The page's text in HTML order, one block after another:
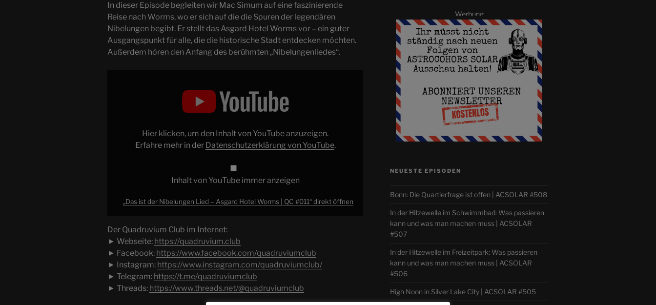
In dieser Episode begleiten wir Mac Simum auf eine faszinierende
Reise nach Worms, wo er sich auf die die Spuren der legendären
Nibelungen begibt. Er stellt das Asgard Hotel Worms vor – ein guter
Ausgangspunkt für alle, die die historische Stadt entdecken möchten.
Außerdem hören den Anfang des berühmten „Nibelungenliedes“.
#011“
YouTube
anzeigen
Hier klicken, um den Inhalt von YouTube anzuzeigen.
Erfahre mehr in der Datenschutzerklärung von YouTube.
Inhalt von YouTube immer anzeigen
„Das ist der Nibelungen Lied – Asgard Hotel Worms | QC #011“ direkt öffnen
Der Quadruvium Club im Internet:
► Webseite: https://quadruvium.club
► Facebook: https://www.facebook.com/quadruviumclub
► Instagram: https://www.instagram.com/quadruviumclub/
► Telegram: https://t.me/quadruviumclub
► Threads: https://www.threads.net/@quadruviumclub
Werbung
NEUESTE EPISODEN
Bonn: Die Quartierfrage ist offen | ACSOLAR #508
In der Hitzewelle im Schwimmbad: Was passieren
kann und was man machen muss | ACSOLAR
#507
In der Hitzewelle im Freizeitpark: Was passieren
kann und was man machen muss | ACSOLAR
#506
High Noon in Silver Lake City | ACSOLAR #505